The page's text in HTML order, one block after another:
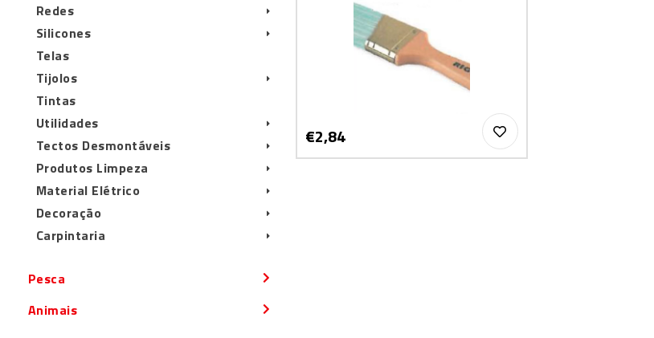
Redes
Silicones
Telas
Tijolos
Tintas
Utilidades
Tectos Desmontáveis
Produtos Limpeza
Material Elétrico
Decoração
Carpintaria
Pesca
Animais
€2,84